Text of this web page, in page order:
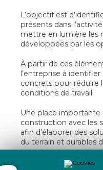
L’objectif est
présents dans
mettre en lumière les
développées par les
À partir de ces
l’entreprise à
concrets pour réduire
conditions de travail.
Une place importante
construction avec les
afin d’élaborer des
du terrain et durables
Cette approche